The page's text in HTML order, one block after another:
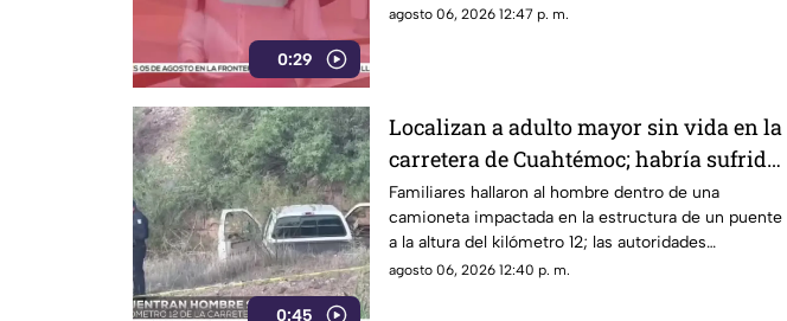
0:29
terreno.
agosto 06, 2026 12:47 p. m.
0:45
Localizan a adulto mayor sin vida en la
carretera de Cuahtémoc; habría sufrido
infarto al volante
Familiares hallaron al hombre dentro de una
camioneta impactada en la estructura de un puente
a la altura del kilómetro 12; las autoridades
presumen una causa natural previa al choque.
agosto 06, 2026 12:40 p. m.